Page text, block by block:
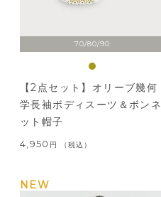
70/80/90
【2点セット】オリーブ幾何
学長袖ボディスーツ＆ボンネ
ット帽子
4,950 税込
NEW